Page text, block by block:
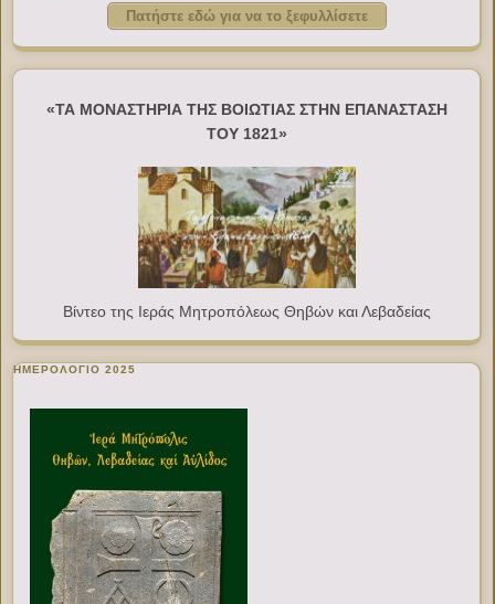
Πατήστε εδώ για να το ξεφυλλίσετε
«ΤΑ ΜΟΝΑΣΤΗΡΙΑ ΤΗΣ ΒΟΙΩΤΙΑΣ ΣΤΗΝ ΕΠΑΝΑΣΤΑΣΗ
ΤΟΥ 1821»
Βίντεο της Ιεράς Μητροπόλεως Θηβών και Λεβαδείας
ΗΜΕΡΟΛΟΓΙΟ 2025